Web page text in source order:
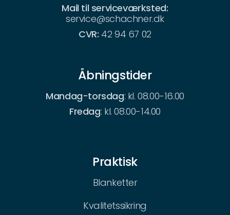
Mail til serviceværksted:
service@schachner.dk
CVR: 42 94 67 02
Åbningstider
Mandag-torsdag: kl. 08.00-16.00
Fredag: kl. 08.00-14.00
Praktisk
Blanketter
Kvalitetssikring